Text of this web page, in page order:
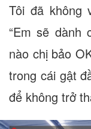
Tôi đã không
“Em sẽ dành
nào chị bảo
trong cái gật
để không trở